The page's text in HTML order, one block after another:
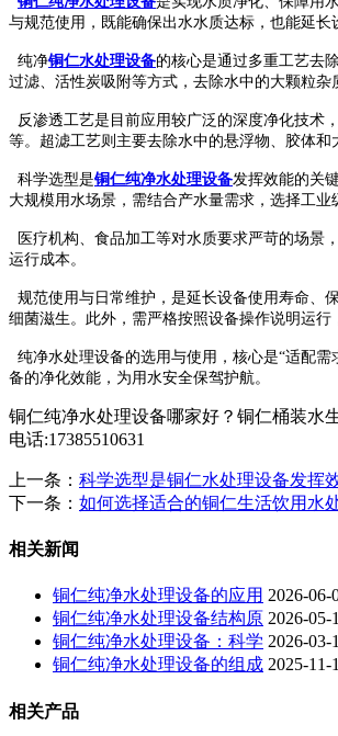
与规范使用，既能确保出水水质达标，也能延长
纯净铜仁水处理设备的核心是通过多重工艺去
过滤、活性炭吸附等方式，去除水中的大颗粒
反渗透工艺是目前应用较广泛的深度净化技术
等。超滤工艺则主要去除水中的悬浮物、胶体
科学选型是铜仁纯净水处理设备发挥效能的关
大规模用水场景，需结合产水量需求，选择工
医疗机构、食品加工等对水质要求严苛的场景
运行成本。
规范使用与日常维护，是延长设备使用寿命、
细菌滋生。此外，需严格按照设备操作说明运
纯净水处理设备的选用与使用，核心是“适配
备的净化效能，为用水安全保驾护航。
铜仁纯净水处理设备哪家好？铜仁桶装水
电话:17385510631
上一条： 科学选型是铜仁水处理设备发挥
下一条： 如何选择适合的铜仁生活饮用水
相关新闻
铜仁纯净水处理设备的应用 2026-06-
铜仁纯净水处理设备结构原 2026-05-
铜仁纯净水处理设备：科学 2026-03-
铜仁纯净水处理设备的组成 2025-11-
相关产品